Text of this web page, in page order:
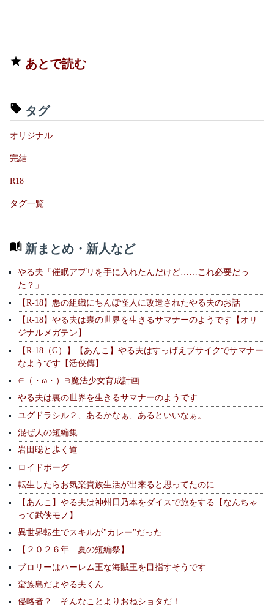
あとで読む
タグ
オリジナル
完結
R18
タグ一覧
新まとめ・新人など
やる夫「催眠アプリを手に入れたんだけど……これ必要だっ
た？」
【R-18】悪の組織にちんぽ怪人に改造されたやる夫のお話
【R-18】やる夫は裏の世界を生きるサマナーのようです【オリ
ジナルメガテン】
【R-18（G）】【あんこ】やる夫はすっげえブサイクでサマナー
なようです【活俠傳】
∈（・ω・）∋魔法少女育成計画
やる夫は裏の世界を生きるサマナーのようです
ユグドラシル２、あるかなぁ、あるといいなぁ。
混ぜ人の短編集
岩田聡と歩く道
ロイドボーグ
転生したらお気楽貴族生活が出来ると思ってたのに…
【あんこ】やる夫は神州日乃本をダイスで旅をする【なんちゃ
って武侠モノ】
異世界転生でスキルが"カレー"だった
【２０２６年 夏の短編祭】
ブロリーはハーレム王な海賊王を目指すそうです
蛮族島だよやる夫くん
侵略者？ そんなことよりおねショタだ！